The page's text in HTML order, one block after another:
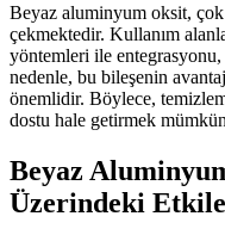
Beyaz aluminyum oksit,
çekmektedir. Kullanım
yöntemleri ile
nedenle, bu bileşenin
önemlidir. Böylece,
dostu hale getirmek
Beyaz
Üzerindeki